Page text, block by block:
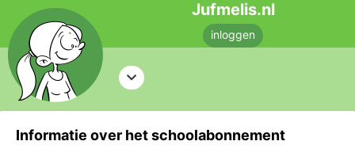
Jufmelis.nl
inloggen
Informatie over het schoolabonnement